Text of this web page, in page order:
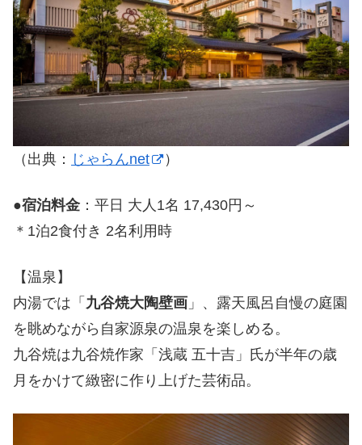
（出典： じゃらんnet ）
●宿泊料金 ：平日 大人1名 17,430円～
＊1泊2食付き 2名利用時
【温泉】
内湯では「 九谷焼大陶壁画 」、露天風呂自慢の庭園
を眺めながら自家源泉の温泉を楽しめる。
九谷焼は九谷焼作家「浅蔵 五十吉」氏が半年の歳
月をかけて緻密に作り上げた芸術品。